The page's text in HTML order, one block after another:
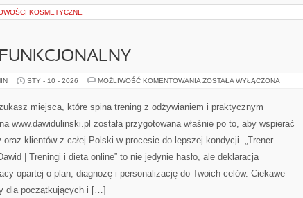
KOSMETYCZNE
FUNKCJONALNY
STY - 10 - 2026 MOŻLIWOŚĆ KOMENTOWANIA TRENING
ZOSTAŁA WYŁĄCZONA
miejsca, które spina trening z odżywianiem i praktycznym
www.dawidulinski.pl została przygotowana właśnie po to, aby wspierać
oraz klientów z całej Polski w procesie do lepszej kondycji. „Trener
| Treningi i dieta online” to nie jedynie hasło, ale deklaracja
opartej o plan, diagnozę i personalizację do Twoich celów. Ciekawe
dla początkujących i […]